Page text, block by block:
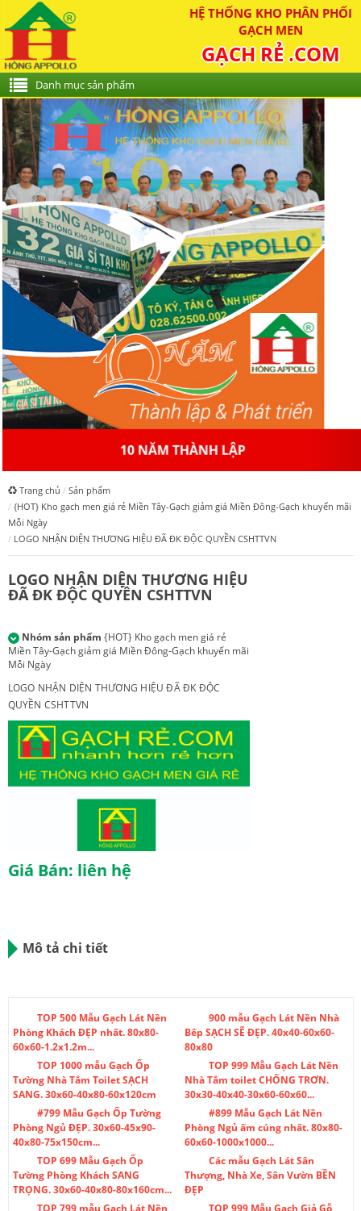
HỆ THỐNG KHO PHÂN PHỐI
GẠCH MEN
GẠCH RẺ .COM
Danh mục sản phẩm
10 NĂM THÀNH LẬP
Trang chủ
Sản phẩm
{HOT} Kho gạch men giá rẻ Miền Tây-Gạch giảm giá Miền Đông-Gạch khuyến mãi
Mỗi Ngày
LOGO NHẬN DIỆN THƯƠNG HIỆU ĐÃ ĐK ĐỘC QUYỀN CSHTTVN
LOGO NHẬN DIỆN THƯƠNG HIỆU
ĐÃ ĐK ĐỘC QUYỀN CSHTTVN
Nhóm sản phẩm {HOT} Kho gạch men giá rẻ
Miền Tây-Gạch giảm giá Miền Đông-Gạch khuyến mãi
Mỗi Ngày
LOGO NHẬN DIỆN THƯƠNG HIỆU ĐÃ ĐK ĐỘC
QUYỀN CSHTTVN
Giá Bán: liên hệ
Mô tả chi tiết
TOP 500 Mẫu Gạch Lát Nền
Phòng Khách ĐẸP nhất. 80x80-
60x60-1.2x1.2m...
900 mẫu Gạch Lát Nền Nhà
Bếp SẠCH SẼ ĐẸP. 40x40-60x60-
80x80
TOP 1000 mẫu Gạch Ốp
Tường Nhà Tắm Toilet SẠCH
SANG. 30x60-40x80-60x120cm
TOP 999 Mẫu Gạch Lát Nền
Nhà Tắm toilet CHỐNG TRƠN.
30x30-40x40-30x60-60x60...
#799 Mẫu Gạch Ốp Tường
Phòng Ngủ ĐẸP. 30x60-45x90-
40x80-75x150cm...
#899 Mẫu Gạch Lát Nền
Phòng Ngủ ấm cúng nhất. 80x80-
60x60-1000x1000...
TOP 699 Mẫu Gạch Ốp
Tường Phòng Khách SANG
TRỌNG. 30x60-40x80-80x160cm...
Các mẫu Gạch Lát Sân
Thượng, Nhà Xe, Sân Vườn BỀN
ĐẸP
TOP 799 mẫu Gạch Lát Nền
TOP 999 Mẫu Gạch Giả Gỗ